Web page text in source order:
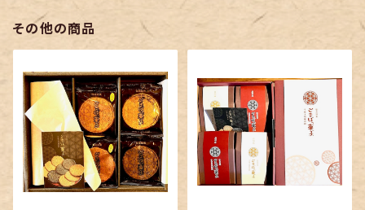
その他の商品